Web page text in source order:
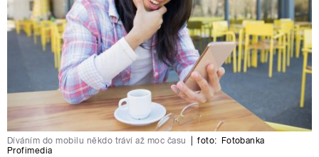
Díváním do mobilu někdo tráví až moc času foto:
Fotobanka
Profimedia